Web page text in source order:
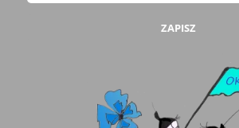
ZAPISZ